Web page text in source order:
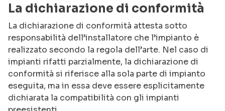
La dichiarazione di conformità
La dichiarazione di conformità attesta sotto
responsabilità dell’installatore che l’impianto è
realizzato secondo la regola dell’arte. Nel caso di
impianti rifatti parzialmente, la dichiarazione di
conformità si riferisce alla sola parte di impianto
eseguita, ma in essa deve essere esplicitamente
dichiarata la compatibilità con gli impianti